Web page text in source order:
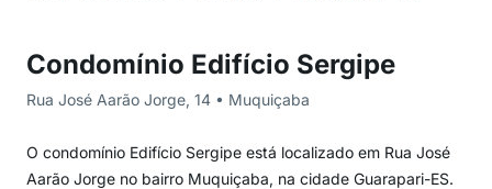
Condomínio Edifício Sergipe
Rua José Aarão Jorge, 14 • Muquiçaba
O condomínio Edifício Sergipe está localizado em Rua José
Aarão Jorge no bairro Muquiçaba, na cidade Guarapari-ES.